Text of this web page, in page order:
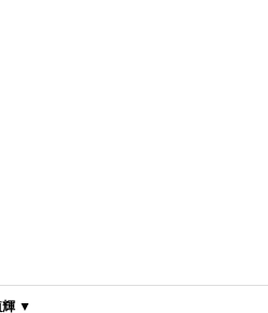
輝 ▼